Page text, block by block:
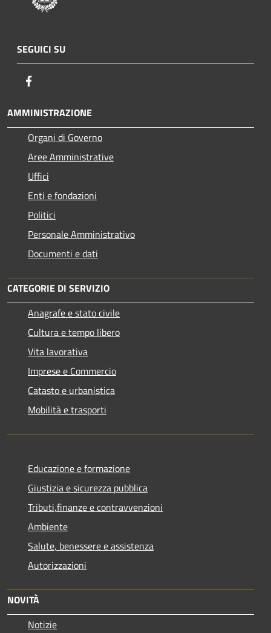
SEGUICI SU
AMMINISTRAZIONE
Organi di Governo
Aree Amministrative
Uffici
Enti e fondazioni
Politici
Personale Amministrativo
Documenti e dati
CATEGORIE DI SERVIZIO
Anagrafe e stato civile
Cultura e tempo libero
Vita lavorativa
Imprese e Commercio
Catasto e urbanistica
Mobilità e trasporti
Educazione e formazione
Giustizia e sicurezza pubblica
Tributi,finanze e contravvenzioni
Ambiente
Salute, benessere e assistenza
Autorizzazioni
NOVITÀ
Notizie